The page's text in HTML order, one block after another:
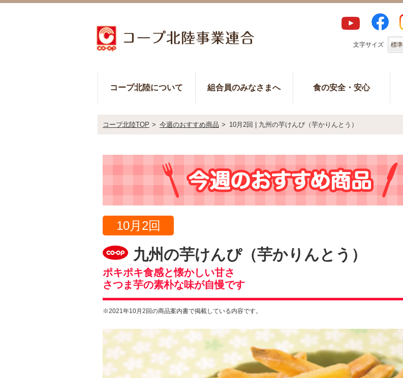
文字サイズ 標準
コープ北陸について 組合員のみなさまへ 食の安全・安心
コープ北陸TOP > 今週のおすすめ商品 > 10月2回 | 九州の芋けんぴ（芋かりんとう）
10月2回
九州の芋けんぴ（芋かりんとう）
ポキポキ食感と懐かしい甘さ
さつま芋の素朴な味が自慢です
※2021年10月2回の商品案内書で掲載している内容です。